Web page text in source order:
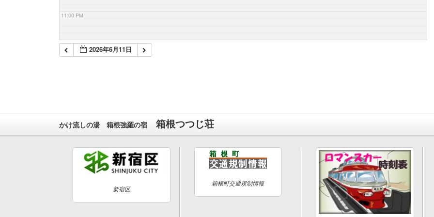
11:00 PM
2026年6月11日
かけ流しの湯 箱根強羅の宿 箱根つつじ荘
新宿区
箱根町交通規制情報